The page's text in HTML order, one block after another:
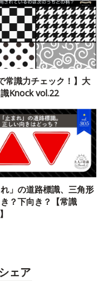
常識力チェック！】大
Knock vol.22
れ」の道路標識、三角形
？下向き？【常識
ェア